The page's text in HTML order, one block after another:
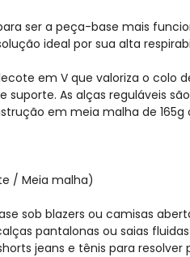
ser a peça-base mais
ideal por sua alta
em V que valoriza o colo
suporte. As alças reguláveis
em meia malha de
/ Meia malha)
sob blazers ou camisas
pantalonas ou saias
jeans e tênis para